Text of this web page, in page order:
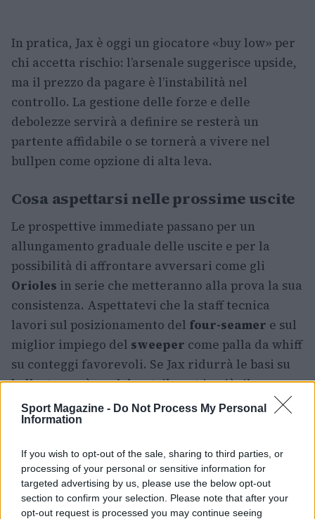
Sport Magazine - Do Not Process My Personal
Information
If you wish to opt-out of the sale, sharing to third parties, or
processing of your personal or sensitive information for
targeted advertising by us, please use the below opt-out
section to confirm your selection. Please note that after your
opt-out request is processed you may continue seeing
In pratica, Jax è oggi un giocatore «buy low» per
chi accetta rischio: l’arsenale suggerisce upside,
ma il prezzo da pagare è l’instabilità nel
controllo. La gestione delle forze e delle
debolezze servirà a definire se resterà un
partente affidabile o se tornerà a vivere nel
bullpen come opzione di alta leva.
Cosa aspettarsi nelle prossime uscite
Le prospettive immediate passano per un
allungamento graduale delle uscite e per la
possibilità di affrontare avversari come gli
Orioles in serie che metteranno alla prova la sua
consistenza. Aspettatevi che la staff tecnica
lavori sul posizionamento del four-seamer e sul
miglior impiego del sweeper come palla da whiff
su conteggi favorevoli. Se Jax ridurrà le basi su
ball e troverà qualche strikeout in più, il
progetto avrà valido riscontro.
In sintesi, il passaggio di Griffin Jax a partente
contiene elementi di vera promessa: unarsenale
vario, velocità sostenuta e un paio di pitch con